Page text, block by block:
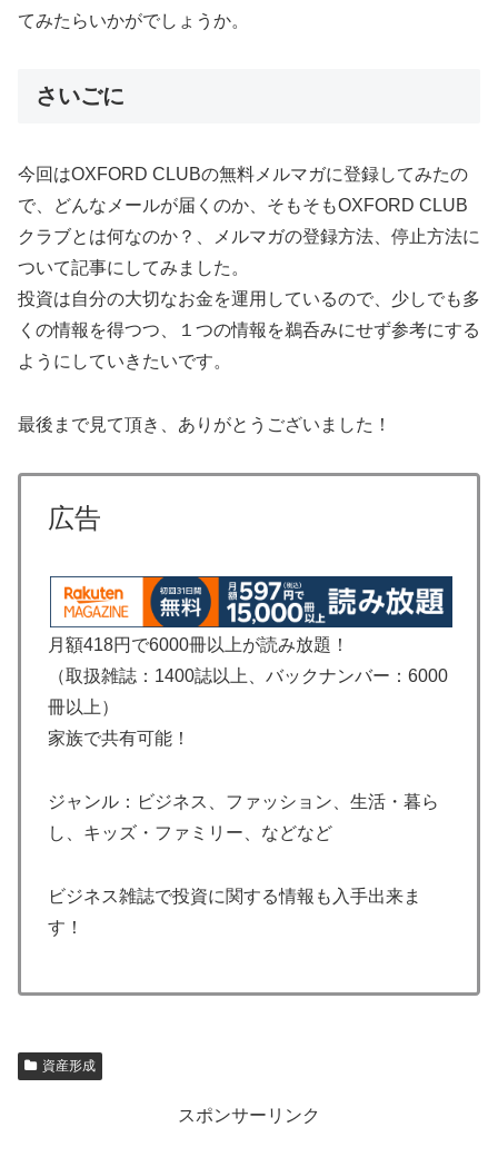
てみたらいかがでしょうか。
さいごに
今回はOXFORD CLUBの無料メルマガに登録してみたの
で、どんなメールが届くのか、そもそもOXFORD CLUB
クラブとは何なのか？、メルマガの登録方法、停止方法に
ついて記事にしてみました。
投資は自分の大切なお金を運用しているので、少しでも多
くの情報を得つつ、１つの情報を鵜呑みにせず参考にする
ようにしていきたいです。
最後まで見て頂き、ありがとうございました！
広告
月額418円で6000冊以上が読み放題！
（取扱雑誌：1400誌以上、バックナンバー：6000
冊以上）
家族で共有可能！
ジャンル：ビジネス、ファッション、生活・暮ら
し、キッズ・ファミリー、などなど
ビジネス雑誌で投資に関する情報も入手出来ま
す！
資産形成
スポンサーリンク